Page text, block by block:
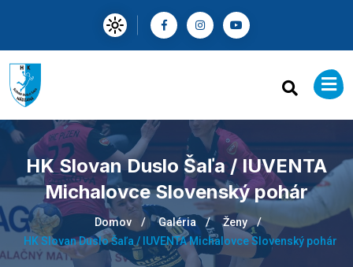
HK Slovan Duslo Šaľa / IUVENTA
Michalovce Slovenský pohár
Domov Galéria
Ženy
HK Slovan Duslo Šaľa / IUVENTA Michalovce Slovenský pohár